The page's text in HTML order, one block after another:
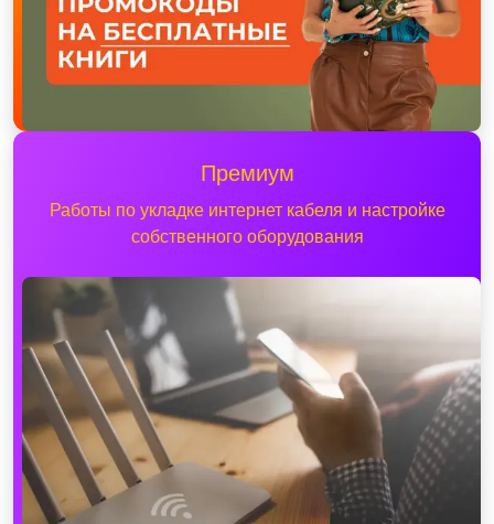
Премиум
Работы по укладке интернет кабеля и настройке
собственного оборудования